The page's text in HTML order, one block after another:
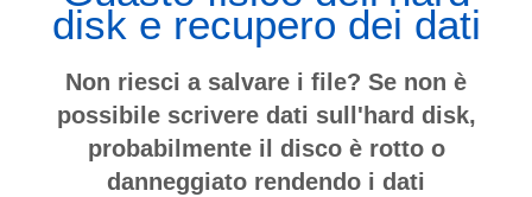
disk e recupero dei dati
Non riesci a salvare i file? Se non è
possibile scrivere dati sull'hard disk,
probabilmente il disco è rotto o
danneggiato rendendo i dati